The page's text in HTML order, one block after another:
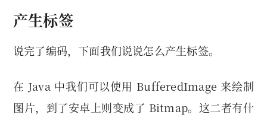
产生标签
说完了编码，下面我们说说怎么产生标签。
在 Java 中我们可以使用 BufferedImage 来绘制
图片，到了安卓上则变成了 Bitmap。这二者有什